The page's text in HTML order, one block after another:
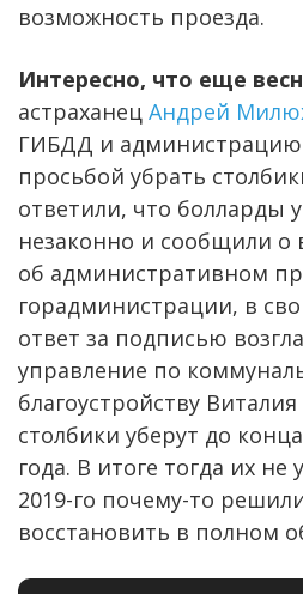
возможность проезда.
Интересно, что еще
астраханец Андрей
ГИБДД и администрацию
просьбой убрать
ответили, что болларды
незаконно и сообщили о
об административном
горадминистрации, в
ответ за подписью
управление по
благоустройству
столбики уберут до
года. В итоге тогда их не
2019-го почему-то
восстановить в полном